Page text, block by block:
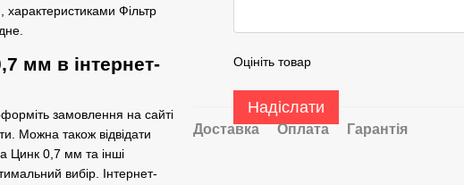
характеристиками Фільтр
мм в інтернет-
замовлення на сайті
Можна також відвідати
Цинк 0,7 мм та інші
вибір. Інтернет-
Оцініть товар
Надіслати
Доставка Оплата Гарантія